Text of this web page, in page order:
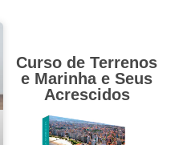
Curso de Terrenos
e Marinha e Seus
Acrescidos